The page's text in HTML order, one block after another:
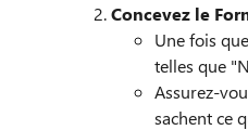
Concevez le
Une fois
telles que
Assurez-
sachent ce